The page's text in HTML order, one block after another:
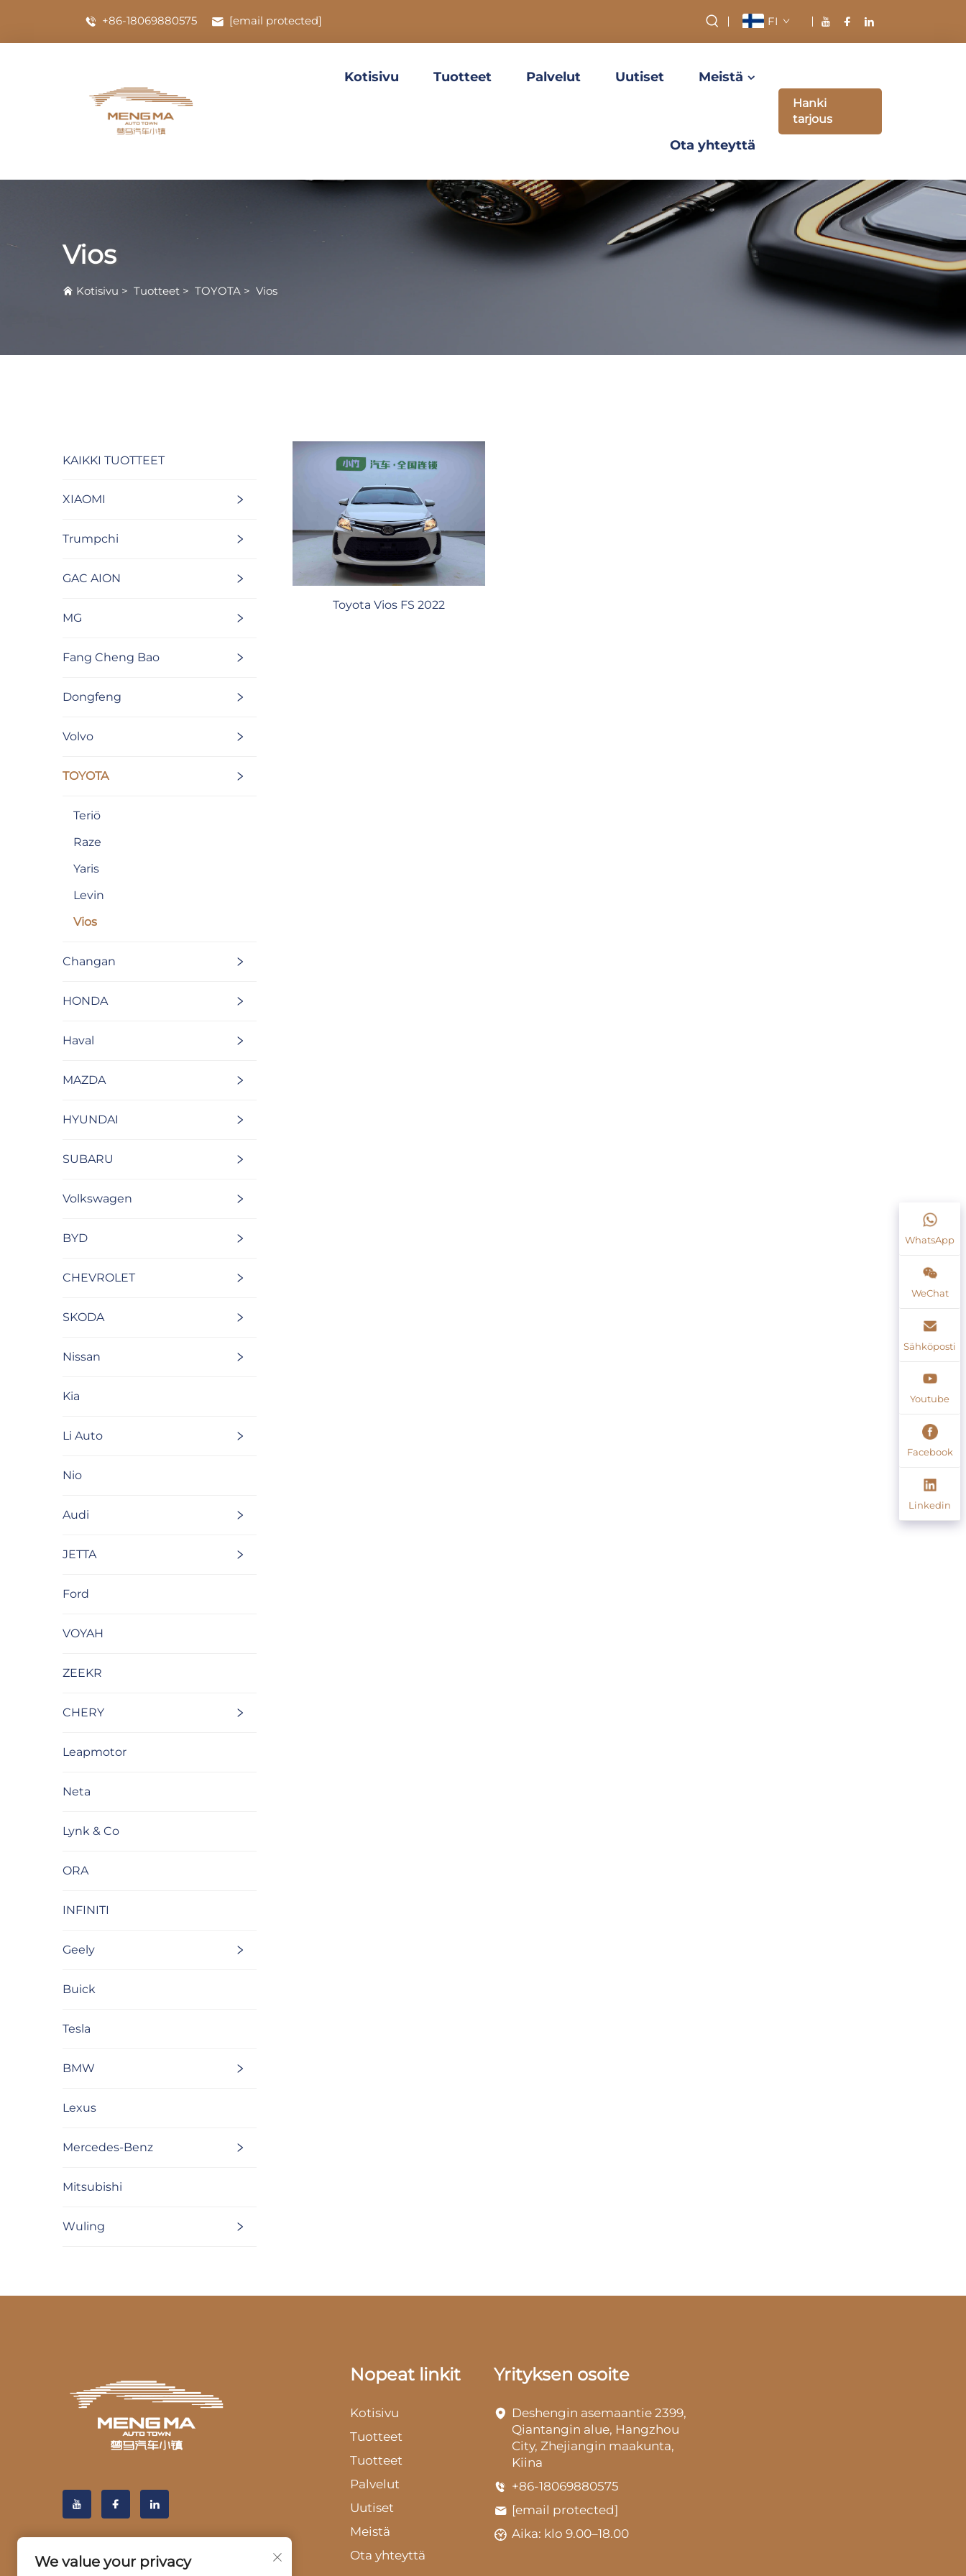
+86-18069880575 [email protected] FI
Kotisivu Tuotteet Palvelut Uutiset Meistä
Ota yhteyttä
Hanki
tarjous
Vios
Kotisivu > Tuotteet > TOYOTA > Vios
KAIKKI TUOTTEET
XIAOMI
Trumpchi
GAC AION
MG
Fang Cheng Bao
Dongfeng
Volvo
TOYOTA
Teriö
Raze
Yaris
Levin
Vios
Changan
HONDA
Haval
MAZDA
HYUNDAI
SUBARU
Volkswagen
BYD
CHEVROLET
SKODA
Nissan
Kia
Li Auto
Nio
Audi
JETTA
Ford
VOYAH
ZEEKR
CHERY
Leapmotor
Neta
Lynk & Co
ORA
INFINITI
Geely
Buick
Tesla
BMW
Lexus
Mercedes-Benz
Mitsubishi
Wuling
Toyota Vios FS 2022
WhatsApp
WeChat
Sähköposti
Youtube
Facebook
Linkedin
Nopeat linkit
Kotisivu
Tuotteet
Tuotteet
Palvelut
Uutiset
Meistä
Ota yhteyttä
Yrityksen osoite
Deshengin asemaantie 2399,
Qiantangin alue, Hangzhou
City, Zhejiangin maakunta,
Kiina
+86-18069880575
[email protected]
Aika: klo 9.00–18.00
We value your privacy